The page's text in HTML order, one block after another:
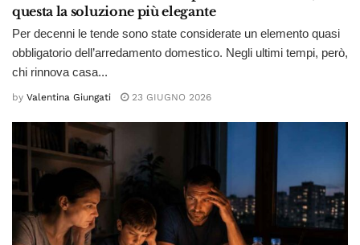
questa la soluzione più elegante
Per decenni le tende sono state considerate un elemento quasi
obbligatorio dell’arredamento domestico. Negli ultimi tempi, però,
chi rinnova casa...
by Valentina Giungati 23 GIUGNO 2026